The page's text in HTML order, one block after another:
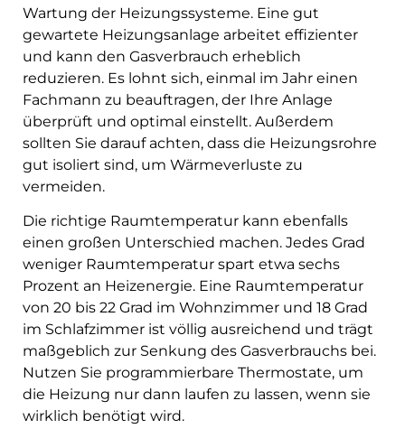
Wartung der Heizungssysteme. Eine gut
gewartete Heizungsanlage arbeitet effizienter
und kann den Gasverbrauch erheblich
reduzieren. Es lohnt sich, einmal im Jahr einen
Fachmann zu beauftragen, der Ihre Anlage
überprüft und optimal einstellt. Außerdem
sollten Sie darauf achten, dass die Heizungsrohre
gut isoliert sind, um Wärmeverluste zu
vermeiden.
Die richtige Raumtemperatur kann ebenfalls
einen großen Unterschied machen. Jedes Grad
weniger Raumtemperatur spart etwa sechs
Prozent an Heizenergie. Eine Raumtemperatur
von 20 bis 22 Grad im Wohnzimmer und 18 Grad
im Schlafzimmer ist völlig ausreichend und trägt
maßgeblich zur Senkung des Gasverbrauchs bei.
Nutzen Sie programmierbare Thermostate, um
die Heizung nur dann laufen zu lassen, wenn sie
wirklich benötigt wird.